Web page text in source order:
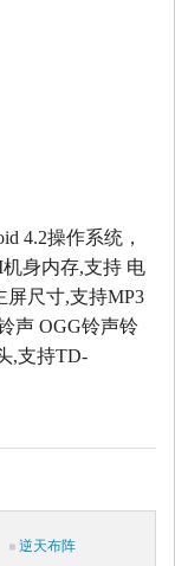
4.2操作系统，
身内存,支持 电
屏尺寸,支持MP3
声 OGG铃声铃
,支持TD-
逆天布阵